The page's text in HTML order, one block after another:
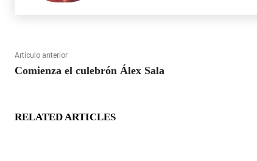
Artículo anterior
Comienza el culebrón Álex Sala
RELATED ARTICLES